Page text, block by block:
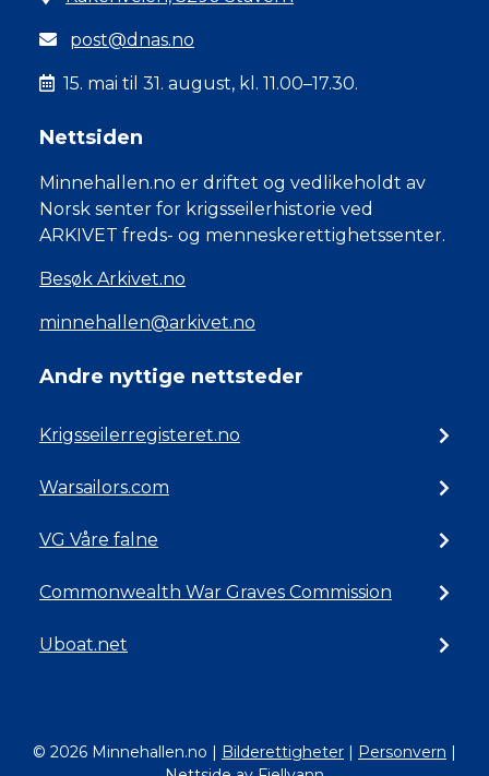
post@dnas.no
15. mai til 31. august, kl. 11.00–17.30.
Nettsiden
Minnehallen.no er driftet og vedlikeholdt av
Norsk senter for krigsseilerhistorie ved
ARKIVET freds- og menneskerettighetssenter.
Besøk Arkivet.no
minnehallen@arkivet.no
Andre nyttige nettsteder
Krigsseilerregisteret.no
Warsailors.com
VG Våre falne
Commonwealth War Graves Commission
Uboat.net
© 2026 Minnehallen.no | Bilderettigheter | Personvern |